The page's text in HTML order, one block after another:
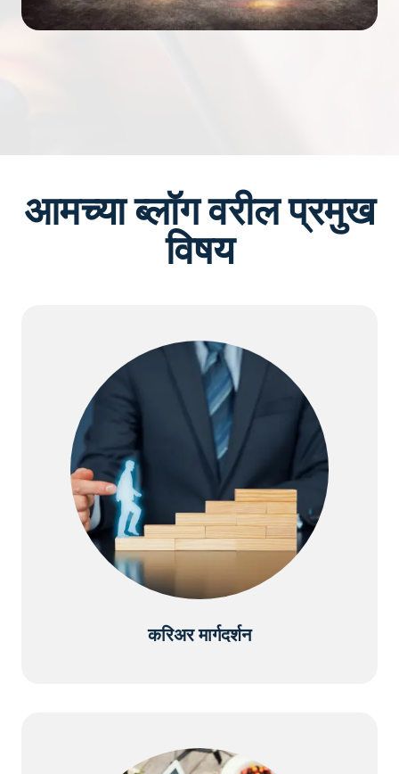
आमच्या ब्लॉग वरील प्रमुख
विषय
करिअर मार्गदर्शन